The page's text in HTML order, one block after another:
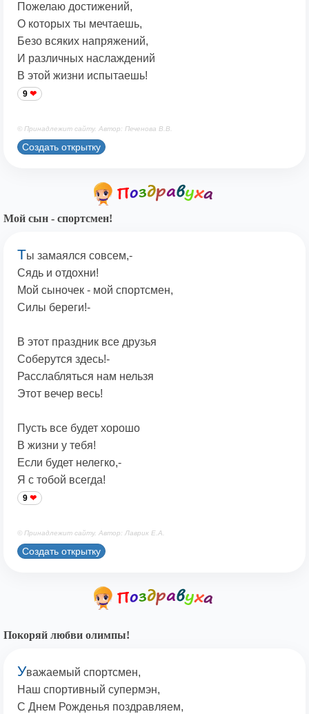
Пожелаю достижений,
О которых ты мечтаешь,
Безо всяких напряжений,
И различных наслаждений
В этой жизни испытаешь!
9
© Принадлежит сайту. Автор: Печенова В.В.
Создать открытку
Мой сын - спортсмен!
Ты замаялся совсем,-
Сядь и отдохни!
Мой сыночек - мой спортсмен,
Силы береги!-
В этот праздник все друзья
Соберутся здесь!-
Расслабляться нам нельзя
Этот вечер весь!
Пусть все будет хорошо
В жизни у тебя!
Если будет нелегко,-
Я с тобой всегда!
9
© Принадлежит сайту. Автор: Лаврик Е.А.
Создать открытку
Покоряй любви олимпы!
Уважаемый спортсмен,
Наш спортивный супермэн,
С Днем Рожденья поздравляем,